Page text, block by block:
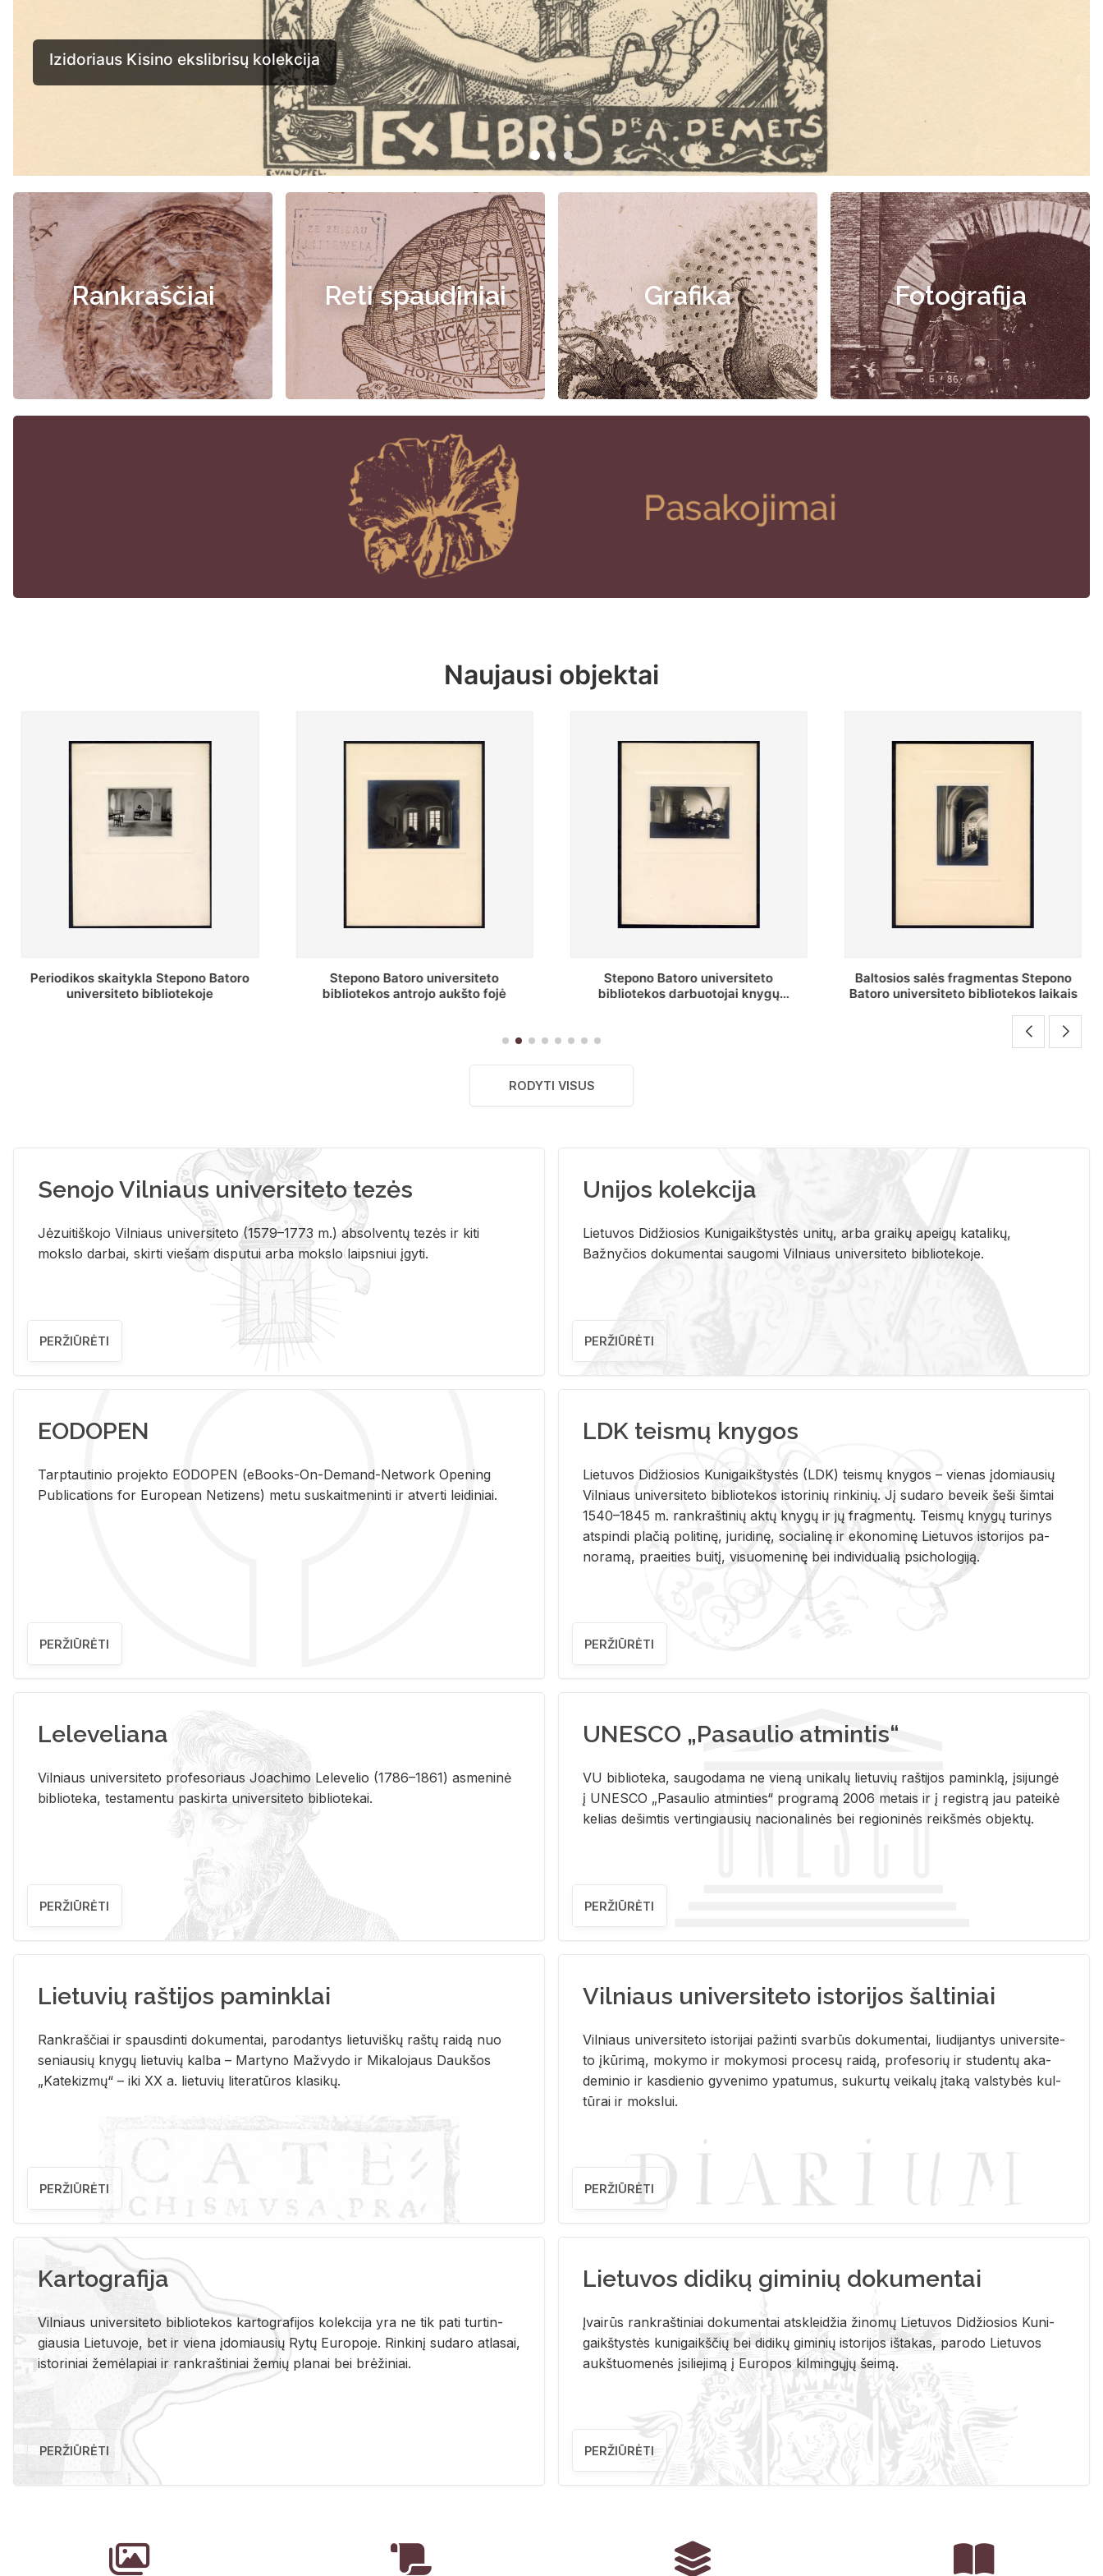
Rankraščiai Reti spaudiniai Grafika Fotografija
Naujausi objektai
Stepono Batoro universiteto
bibliotekos antrojo aukšto fojė
Stepono Batoro universiteto
bibliotekos darbuotojai knygų
Baltosios salės fragmentas Stepono
Batoro universiteto bibliotekos laikais
Stepono Batoro universiteto
bibliotekos Rankraščių skyriaus
RODYTI VISUS
Senojo Vilniaus universiteto tezės
Jėzuitiškojo Vilniaus universiteto (1579–1773 m.) absolventų tezės ir kiti
mokslo darbai, skirti viešam disputui arba mokslo laipsniui įgyti.
PERŽIŪRĖTI
Unijos kolekcija
Lietuvos Didžiosios Kunigaikštystės unitų, arba graikų apeigų katalikų,
Bažnyčios dokumentai saugomi Vilniaus universiteto bibliotekoje.
PERŽIŪRĖTI
EODOPEN
Tarp­tau­ti­nio pro­jek­to EO­DO­PEN (eBo­oks-On-De­mand-Ne­twork Ope­ning
Pub­li­ca­tions for Eu­ro­pe­an Ne­ti­zens) metu su­skait­me­nin­ti ir at­ver­ti lei­di­niai.
PERŽIŪRĖTI
LDK teismų knygos
Lie­tu­vos Di­džio­sios Ku­ni­gaikš­tys­tės (LDK) teis­mų kny­gos – vie­nas įdo­miau­sių
Vil­niaus uni­ver­si­te­to bi­b­lio­te­kos is­to­ri­nių rin­ki­nių. Jį su­da­ro be­veik šeši šim­tai
1540–1845 m. rank­raš­ti­nių aktų kny­gų ir jų frag­men­tų. Teis­mų kny­gų tu­ri­nys
at­spin­di pla­čią po­li­ti­nę, ju­ri­di­nę, so­cia­li­nę ir eko­no­mi­nę Lie­tu­vos is­to­ri­jos pa­
no­ra­mą, pra­ei­ties bui­tį, vi­suo­me­ni­nę bei in­di­vi­dua­lią psi­cho­lo­gi­ją.
PERŽIŪRĖTI
Leleveliana
Vil­niaus uni­ver­si­te­to pro­fe­so­riaus Jo­a­chi­mo Le­le­ve­lio (1786–1861) as­me­ni­nė
bi­b­lio­te­ka, te­sta­men­tu pa­skir­ta uni­ver­si­te­to bi­b­lio­te­kai.
PERŽIŪRĖTI
UNESCO „Pasaulio atmintis“
VU biblioteka, saugodama ne vieną unikalų lietuvių raštijos paminklą, įsijungė
į UNESCO „Pasaulio atminties“ programą 2006 metais ir į registrą jau pateikė
kelias dešimtis vertingiausių nacionalinės bei regioninės reikšmės objektų.
PERŽIŪRĖTI
Lietuvių raštijos paminklai
Rank­raš­čiai ir spaus­din­ti do­ku­men­tai, pa­ro­dan­tys lie­tu­viš­kų raš­tų rai­dą nuo
se­niau­sių kny­gų lie­tu­vių kal­ba – Mar­ty­no Ma­žvy­do ir Mi­ka­lo­jaus Dauk­šos
„Ka­te­kiz­mų“ – iki XX a. lie­tu­vių li­te­ra­tū­ros kla­si­kų.
PERŽIŪRĖTI
Vilniaus universiteto istorijos šaltiniai
Vil­niaus uni­ver­si­te­to is­to­ri­jai pa­žin­ti svar­būs do­ku­men­tai, liu­di­jan­tys uni­ver­si­te­
to įkū­ri­mą, mo­ky­mo ir mo­ky­mo­si pro­ce­sų rai­dą, pro­fe­so­rių ir stu­den­tų aka­
de­mi­nio ir kas­die­nio gy­ve­ni­mo ypa­tu­mus, su­kur­tų vei­ka­lų įta­ką vals­ty­bės kul­
tū­rai ir moks­lui.
PERŽIŪRĖTI
Kartografija
Vil­niaus uni­ver­si­te­to bi­b­lio­te­kos kar­to­gra­fi­jos ko­lek­ci­ja yra ne tik pati tur­tin­
giau­sia Lie­tu­vo­je, bet ir vie­na įdo­miau­sių Rytų Eu­ro­po­je. Rin­ki­nį su­da­ro at­la­sai,
is­to­ri­niai že­mė­la­piai ir rank­raš­ti­niai že­mių pla­nai bei brė­ži­niai.
PERŽIŪRĖTI
Lietuvos didikų giminių dokumentai
Įvai­rūs rank­raš­ti­niai do­ku­men­tai at­sklei­džia ži­no­mų Lie­tu­vos Di­džio­sios Ku­ni­
gaikš­tys­tės ku­ni­gaikš­čių bei di­di­kų gi­mi­nių is­to­ri­jos iš­ta­kas, pa­ro­do Lie­tu­vos
aukš­tuo­me­nės įsi­lie­ji­mą į Eu­ro­pos kil­min­gų­jų šei­mą.
PERŽIŪRĖTI